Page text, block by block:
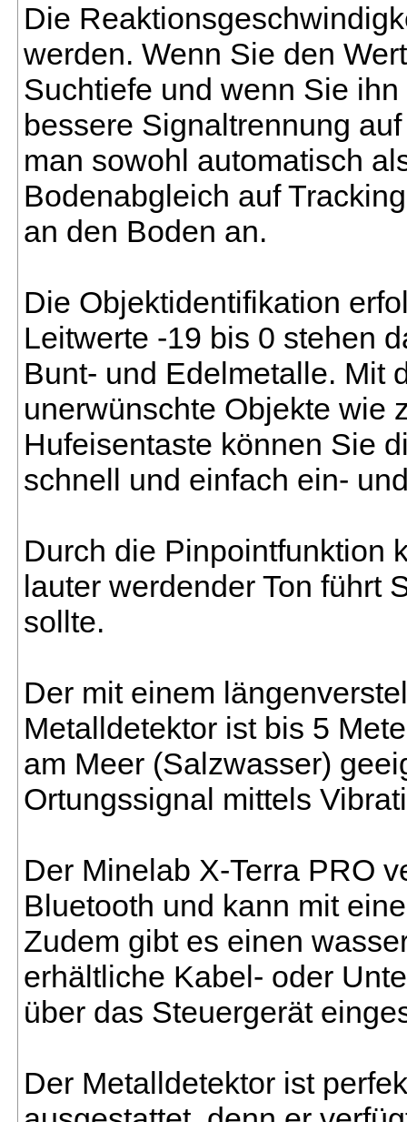
Die
werden. Wenn Sie den
Suchtiefe und wenn Sie
bessere Signaltrennung
man sowohl automatisch
Bodenabgleich auf
an den Boden an.
Die Objektidentifikation
Leitwerte -19 bis 0 stehen
Bunt- und Edelmetalle. Mit
unerwünschte Objekte wie
Hufeisentaste können Sie
schnell und einfach ein-
Durch die Pinpointfunktion
lauter werdender Ton führt
sollte.
Der mit einem
Metalldetektor ist bis 5
am Meer (Salzwasser)
Ortungssignal mittels
Der Minelab X-Terra PRO
Bluetooth und kann mit
Zudem gibt es einen
erhältliche Kabel- oder
über das Steuergerät
Der Metalldetektor ist